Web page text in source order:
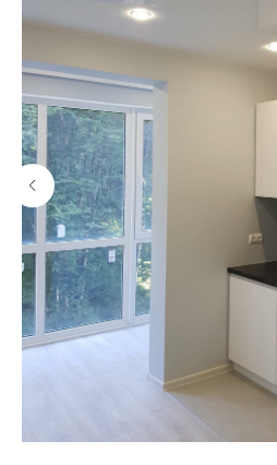
обсудим ваш проект
Оставьте свои контактные данные, и мы
вам в течение нескольких часов для
вашего проекта